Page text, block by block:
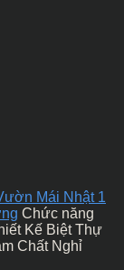
Mái Nhật 1
Chức năng
Kế Biệt Thự
Chất Nghỉ